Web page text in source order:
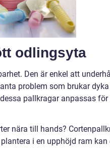
odlingsyta
Den är enkel att
problem som brukar
pallkragar anpassas
nära till hands?
i en upphöjd ram kan